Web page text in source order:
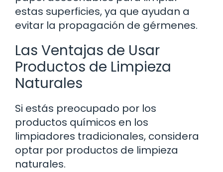
estas superficies, ya que ayudan a
evitar la propagación de gérmenes.
Las Ventajas de Usar
Productos de Limpieza
Naturales
Si estás preocupado por los
productos químicos en los
limpiadores tradicionales, considera
optar por productos de limpieza
naturales.